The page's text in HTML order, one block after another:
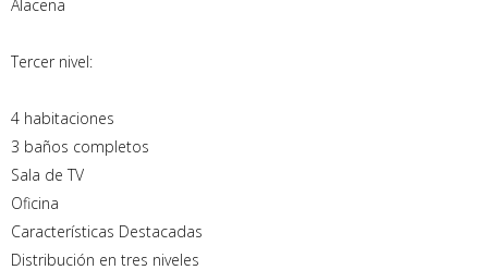
Alacena
Tercer nivel:
4 habitaciones
3 baños completos
Sala de TV
Oficina
Características Destacadas
Distribución en tres niveles